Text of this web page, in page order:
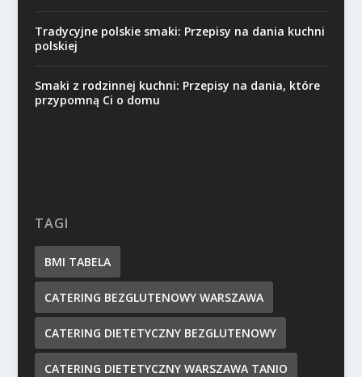
Tradycyjne polskie smaki: Przepisy na dania kuchni
polskiej
Smaki z rodzinnej kuchni: Przepisy na dania, które
przypomną Ci o domu
TAGI
BMI TABELA
CATERING BEZGLUTENOWY WARSZAWA
CATERING DIETETYCZNY BEZGLUTENOWY
CATERING DIETETYCZNY WARSZAWA TANIO